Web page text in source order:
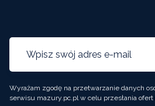
Wyrażam zgodę na przetwarzanie danych
serwisu mazury.pc.pl w celu przesłania